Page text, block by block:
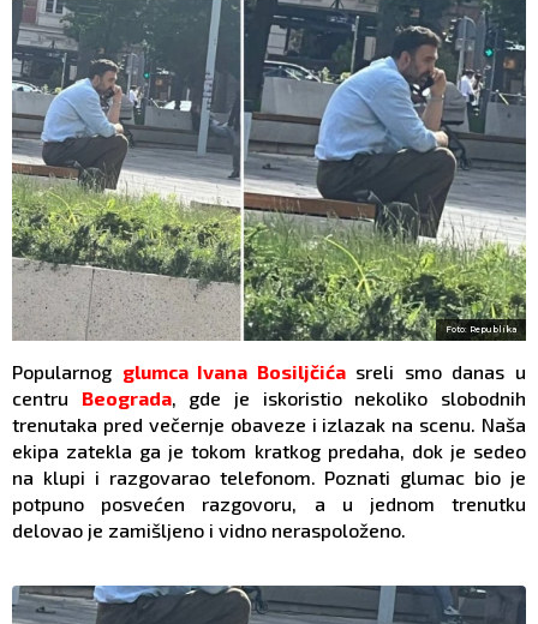
Foto: Republika
Popularnog glumca Ivana Bosiljčićasreli smo danas u
centru Beograda, gde je iskoristio nekoliko slobodnih
trenutaka pred večernje obaveze i izlazak na scenu. Naša
ekipa zatekla ga je tokom kratkog predaha, dok je sedeo
na klupi i razgovarao telefonom. Poznati glumac bio je
potpuno posvećen razgovoru, a u jednom trenutku
delovao je zamišljeno i vidno neraspoloženo.